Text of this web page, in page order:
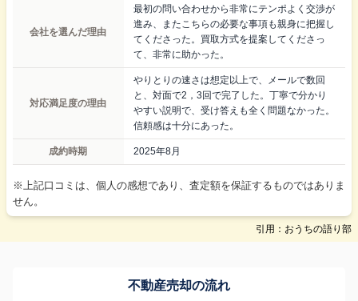
会社を選んだ理由
最初の問い合わせから非常にテンポよく交渉が
進み、またこちらの必要な事項も親身に把握し
てくださった。買取方式を提案してくださっ
て、非常に助かった。
対応満足度の理由
やりとりの速さは想定以上で、メールで数回
と、対面で2，3回で完了した。丁寧で分かり
やすい説明で、受け答えも全く問題なかった。
信頼感は十分にあった。
成約時期 2025年8月
※上記口コミは、個人の感想であり、査定額を保証するものではありま
せん。
引用：おうちの語り部
不動産売却の流れ